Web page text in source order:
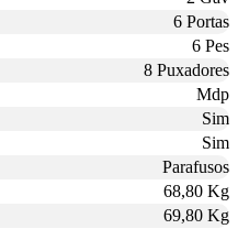
6 Portas
6 Pes
8 Puxadores
Mdp
Sim
Sim
Parafusos
68,80 Kg
69,80 Kg